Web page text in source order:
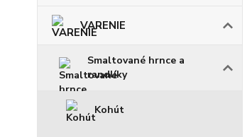
VARENIE
Smaltované hrnce a
randlíky
Kohút